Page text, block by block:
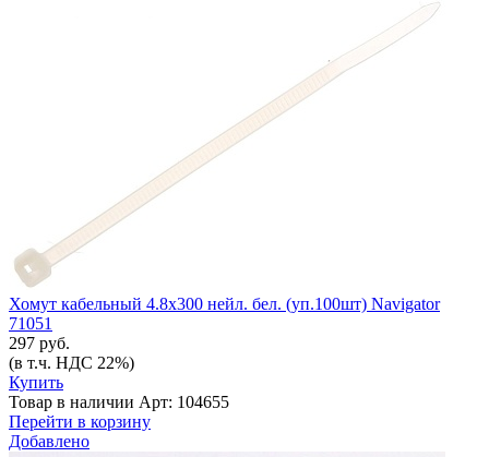
Хомут кабельный 4.8х300 нейл. бел. (уп.100шт) Navigator
71051
297 руб.
(в т.ч. НДС 22%)
Купить
Товар в наличии Арт: 104655
Перейти в корзину
Добавлено